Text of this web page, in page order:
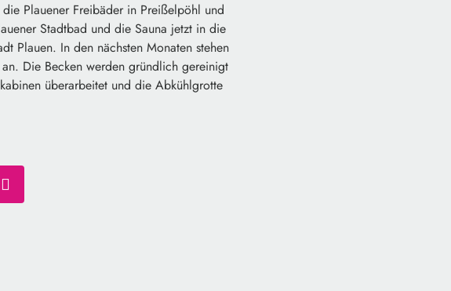
Plauener Freibäder in Preißelpöhl und
Stadtbad und die Sauna jetzt in die
Plauen. In den nächsten Monaten stehen
Die Becken werden gründlich gereinigt
überarbeitet und die Abkühlgrotte